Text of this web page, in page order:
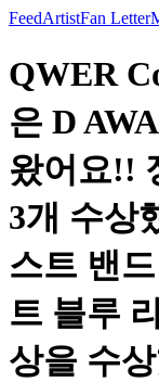
FeedArtistFan Letter
QWER
은 D
왔어요!!
3개 수상
스트 밴
트 블루
상을 수